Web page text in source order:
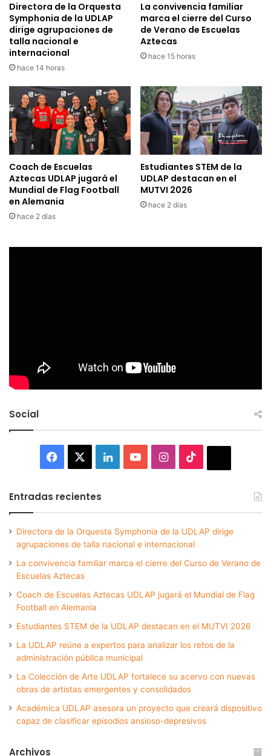
Directora de la Orquesta
Symphonia de la UDLAP
dirige agrupaciones de
talla nacional e
internacional
hace 14 horas
La convivencia familiar
marca el cierre del Curso
de Verano de Escuelas
Aztecas
hace 15 horas
Coach de Escuelas
Aztecas UDLAP jugará el
Mundial de Flag Football
en Alemania
hace 2 días
Estudiantes STEM de la
UDLAP destacan en el
MUTVI 2026
hace 2 días
Social
Facebook LinkedInYouTubeInstagram
Entradas recientes
Directora de la Orquesta Symphonia de la UDLAP dirige
agrupaciones de talla nacional e internacional
La convivencia familiar marca el cierre del Curso de Verano de
Escuelas Aztecas
Coach de Escuelas Aztecas UDLAP jugará el Mundial de Flag
Football en Alemania
Estudiantes STEM de la UDLAP destacan en el MUTVI 2026
La UDLAP reúne a expertos para analizar los retos de la
administración pública municipal
La Colección de Arte UDLAP fortalece su acervo con nuevas
obras de artistas emergentes y consolidados
Académica UDLAP asesora un proyecto que creará dispositivo
capaz de clasificar episodios ansioso-depresivos
Archivos